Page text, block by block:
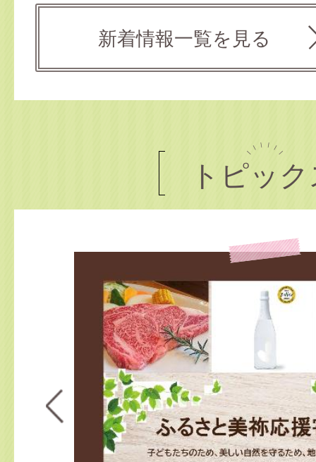
2026年08月02日 募集
市営住宅入居者募集（定期募集
介護職員初任者研修の受講者を
2026年08月01日
美祢市健康づくり推進協議会公
2026年07月31日 お知らせ
広報げんきみね。 8月号 No269
2026年07月31日 お知らせ
区長配付文書（令和8年8月1日）
新着情報一覧を見る
トピッ